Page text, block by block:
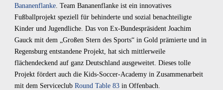
Bananenflanke. Team Bananenflanke ist ein innovatives
Fußballprojekt speziell für behinderte und sozial benachteiligte
Kinder und Jugendliche. Das von Ex-Bundespräsident Joachim
Gauck mit dem „Großen Stern des Sports“ in Gold prämierte und in
Regensburg entstandene Projekt, hat sich mittlerweile
flächendeckend auf ganz Deutschland ausgeweitet. Dieses tolle
Projekt fördert auch die Kids-Soccer-Academy in Zusammenarbeit
mit dem Serviceclub Round Table 83 in Offenbach.